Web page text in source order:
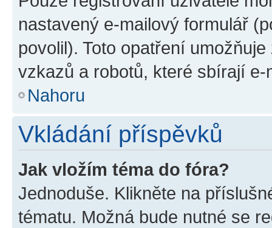
nastavený e-mailový formulář
povolil). Toto opatření
vzkazů a robotů, které sbírají e-
Nahoru
Vkládání příspěvků
Jak vložím téma do fóra?
Jednoduše. Klikněte na
tématu. Možná bude nutné se